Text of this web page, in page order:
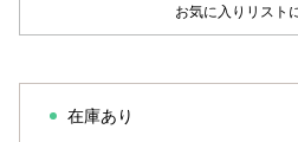
お気に入りリスト
在庫あり